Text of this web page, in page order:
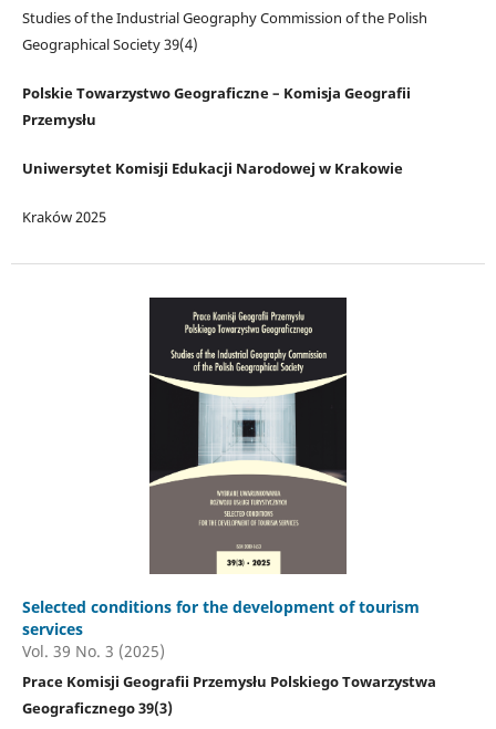
Studies of the Industrial Geography Commission of the Polish
Geographical Society 39(4)
Polskie Towarzystwo Geograficzne – Komisja Geografii
Przemysłu
Uniwersytet Komisji Edukacji Narodowej w Krakowie
Kraków 2025
Selected conditions for the development of tourism
services
Vol. 39 No. 3 (2025)
Prace Komisji Geografii Przemysłu Polskiego Towarzystwa
Geograficznego 39(3)